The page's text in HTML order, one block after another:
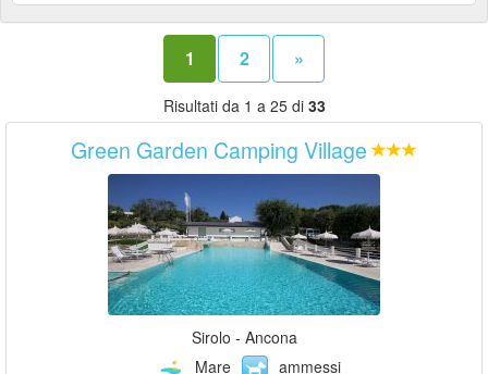
1 2 »
Risultati da 1 a 25 di 33
Green Garden Camping Village
Sirolo - Ancona
Mare
ammessi